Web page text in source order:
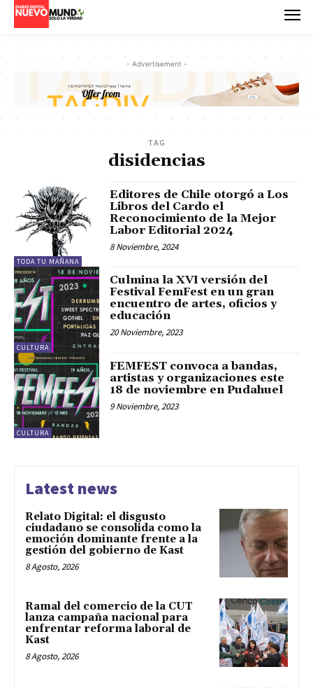
- Advertisement -
TAG
disidencias
TODA TU MAÑANA
Editores de Chile otorgó a Los
Libros del Cardo el
Reconocimiento de la Mejor
Labor Editorial 2024
8 Noviembre, 2024
CULTURA
Culmina la XVI versión del
Festival FemFest en un gran
encuentro de artes, oficios y
educación
20 Noviembre, 2023
CULTURA
FEMFEST convoca a bandas,
artistas y organizaciones este
18 de noviembre en Pudahuel
9 Noviembre, 2023
Latest news
Relato Digital: el disgusto
ciudadano se consolida como la
emoción dominante frente a la
gestión del gobierno de Kast
8 Agosto, 2026
Ramal del comercio de la CUT
lanza campaña nacional para
enfrentar reforma laboral de
Kast
8 Agosto, 2026